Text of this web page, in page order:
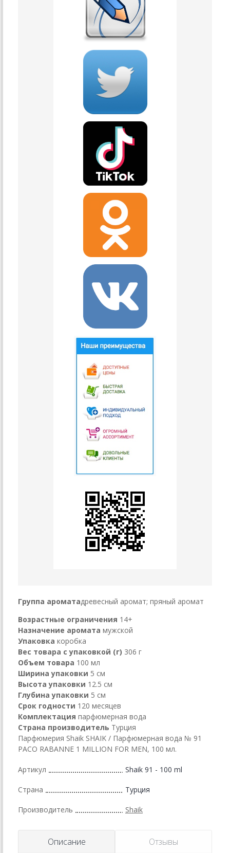
Группа ароматадревесный аромат; пряный аромат
Возрастные ограничения 14+
Назначение аромата мужской
Упаковка коробка
Вес товара с упаковкой (г) 306 г
Объем товара 100 мл
Ширина упаковки 5 см
Высота упаковки 12.5 см
Глубина упаковки 5 см
Срок годности 120 месяцев
Комплектация парфюмерная вода
Страна производитель Турция
Парфюмерия Shaik SHAIK / Парфюмерная вода № 91
PACO RABANNE 1 MILLION FOR MEN, 100 мл.
Артикул Shaik 91 - 100 ml
Страна Турция
Производитель Shaik
Описание Отзывы